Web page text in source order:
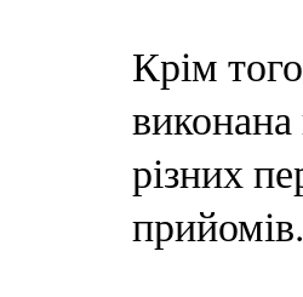
Крім
різних
прийомів.